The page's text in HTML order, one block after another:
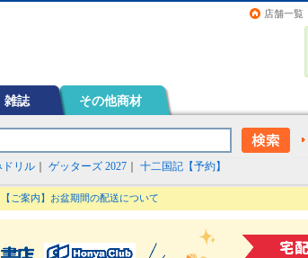
店舗一覧
雑誌 その他商材
ドリル ゲッターズ 2027 十二国記【予約】
【ご案内】お盆期間の配送について